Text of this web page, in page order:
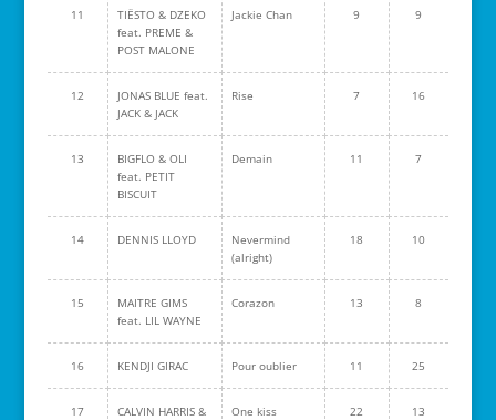
11
TIËSTO & DZEKO
feat. PREME &
POST MALONE
Jackie Chan 9 9
12
JONAS BLUE feat.
JACK & JACK
Rise 7 16
13
BIGFLO & OLI
feat. PETIT
BISCUIT
Demain 11 7
14 DENNIS LLOYD
Nevermind
(alright)
18 10
15
MAITRE GIMS
feat. LIL WAYNE
Corazon 13 8
16 KENDJI GIRAC Pour oublier 11 25
17
CALVIN HARRIS &
One kiss 22 13